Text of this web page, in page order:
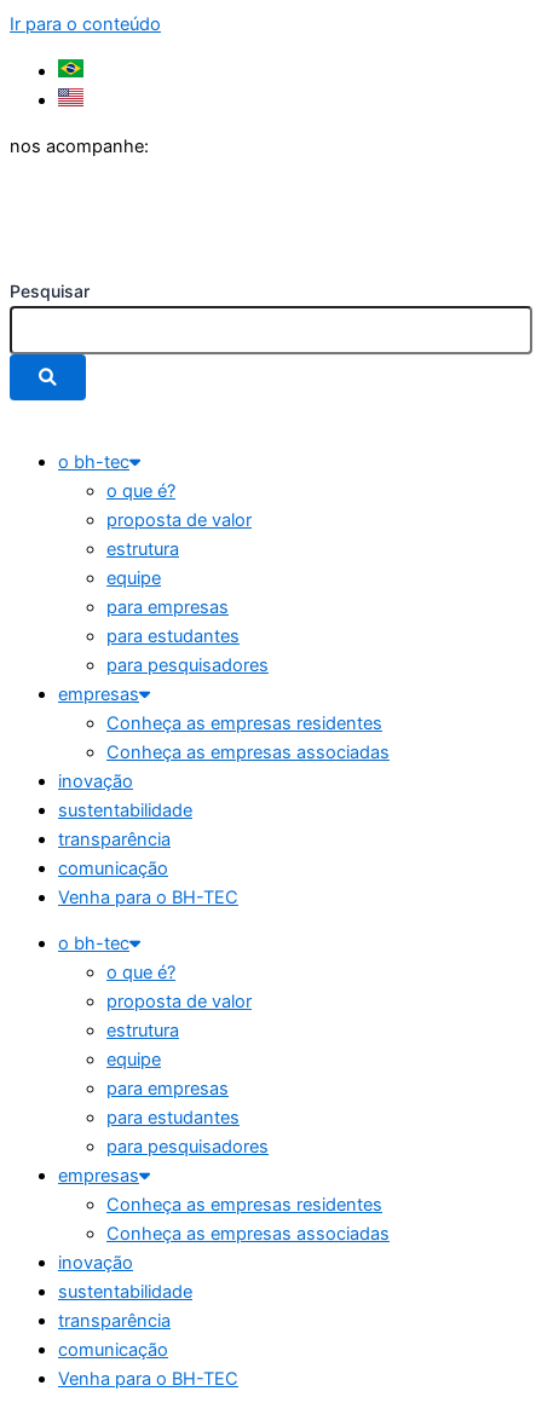
Ir para o conteúdo
nos acompanhe:
Pesquisar
o bh-tec
o que é?
proposta de valor
estrutura
equipe
para empresas
para estudantes
para pesquisadores
empresas
Conheça as empresas residentes
Conheça as empresas associadas
inovação
sustentabilidade
transparência
comunicação
Venha para o BH-TEC
o bh-tec
o que é?
proposta de valor
estrutura
equipe
para empresas
para estudantes
para pesquisadores
empresas
Conheça as empresas residentes
Conheça as empresas associadas
inovação
sustentabilidade
transparência
comunicação
Venha para o BH-TEC